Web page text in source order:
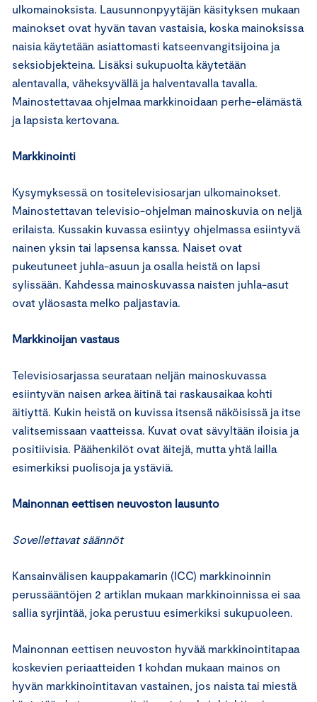
ulkomainoksista. Lausunnonpyytäjän käsityksen mukaan
mainokset ovat hyvän tavan vastaisia, koska mainoksissa
naisia käytetään asiattomasti katseenvangitsijoina ja
seksiobjekteina. Lisäksi sukupuolta käytetään
alentavalla, väheksyvällä ja halventavalla tavalla.
Mainostettavaa ohjelmaa markkinoidaan perhe-elämästä
ja lapsista kertovana.
Markkinointi
Kysymyksessä on tositelevisiosarjan ulkomainokset.
Mainostettavan televisio-ohjelman mainoskuvia on neljä
erilaista. Kussakin kuvassa esiintyy ohjelmassa esiintyvä
nainen yksin tai lapsensa kanssa. Naiset ovat
pukeutuneet juhla-asuun ja osalla heistä on lapsi
sylissään. Kahdessa mainoskuvassa naisten juhla-asut
ovat yläosasta melko paljastavia.
Markkinoijan vastaus
Televisiosarjassa seurataan neljän mainoskuvassa
esiintyvän naisen arkea äitinä tai raskausaikaa kohti
äitiyttä. Kukin heistä on kuvissa itsensä näköisissä ja itse
valitsemissaan vaatteissa. Kuvat ovat sävyltään iloisia ja
positiivisia. Päähenkilöt ovat äitejä, mutta yhtä lailla
esimerkiksi puolisoja ja ystäviä.
Mainonnan eettisen neuvoston lausunto
Sovellettavat säännöt
Kansainvälisen kauppakamarin (ICC) markkinoinnin
perussääntöjen 2 artiklan mukaan markkinoinnissa ei saa
sallia syrjintää, joka perustuu esimerkiksi sukupuoleen.
Mainonnan eettisen neuvoston hyvää markkinointitapaa
koskevien periaatteiden 1 kohdan mukaan mainos on
hyvän markkinointitavan vastainen, jos naista tai miestä